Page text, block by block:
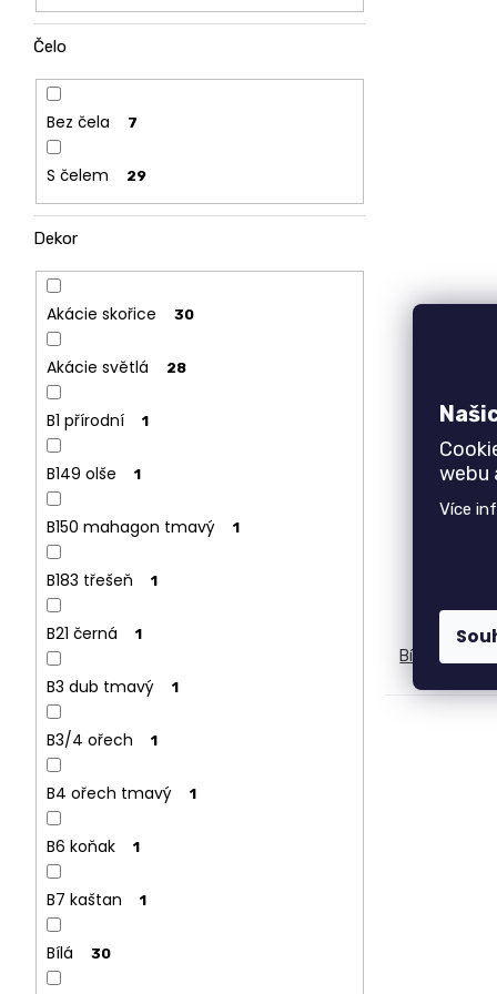
webu
Více
Čelo
Bez čela 7
S čelem 29
Dekor
Akácie skořice 30
Akácie světlá 28
B1 přírodní 1
B149 olše 1
B150 mahagon tmavý 1
B183 třešeň 1
B21 černá 1
B3 dub tmavý 1
B3/4 ořech 1
B4 ořech tmavý 1
B6 koňak 1
B7 kaštan 1
Bílá 30
Bílá